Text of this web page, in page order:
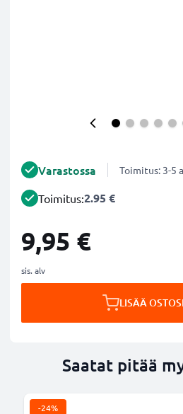
Varastossa Toimitus: 3-5
Toimitus:2.95 €
9,95 €
sis. alv
LISÄÄ
Saatat pitää
-24%